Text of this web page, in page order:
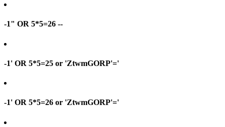
-1" OR 5*5=26 --
-1' OR 5*5=25 or 'ZtwmGORP'='
-1' OR 5*5=26 or 'ZtwmGORP'='